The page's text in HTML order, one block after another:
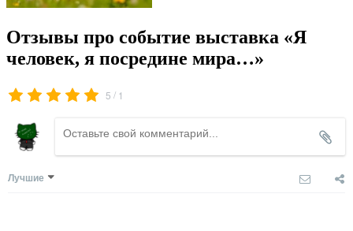
Отзывы про событие выставка «Я
человек, я посредине мира…»
5 / 1
Лучшие